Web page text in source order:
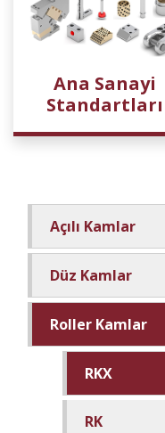
Ana Sanayi
Standartları
Açılı Kamlar
Düz Kamlar
Roller Kamlar
RKX
RK